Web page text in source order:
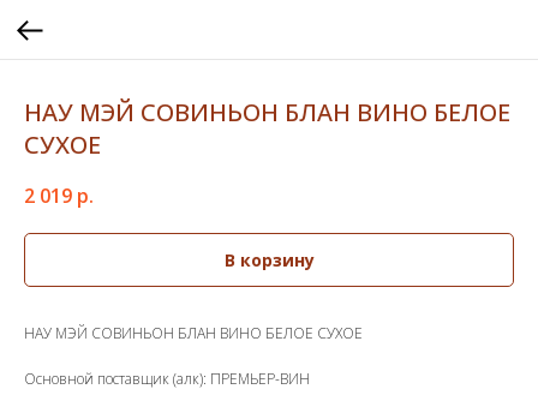
НАУ МЭЙ СОВИНЬОН БЛАН ВИНО БЕЛОЕ
СУХОЕ
2 019 р.
В корзину
НАУ МЭЙ СОВИНЬОН БЛАН ВИНО БЕЛОЕ СУХОЕ
Основной поставщик (алк): ПРЕМЬЕР-ВИН